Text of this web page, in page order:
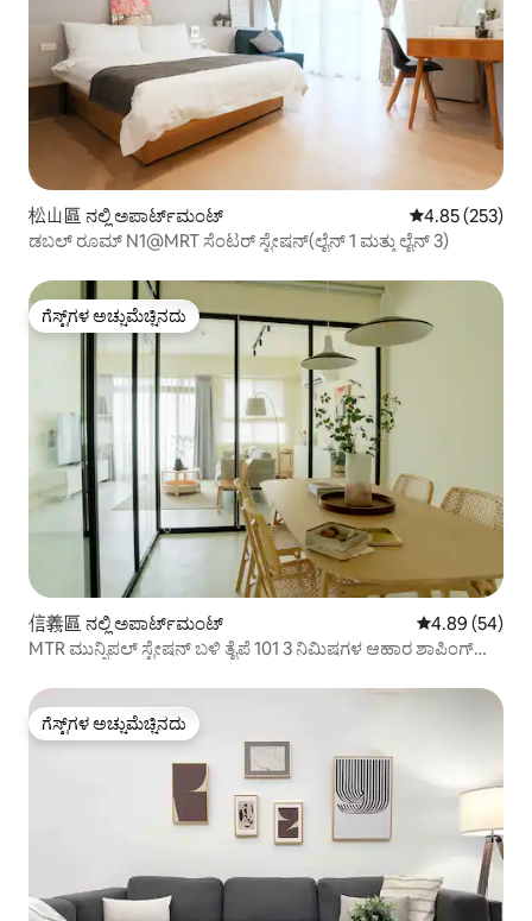
松山區 ನಲ್ಲಿ ಅಪಾರ್ಟ್‌ಮಂಟ್ 5 ರಲ್ಲಿ 4.85
4.85 (253)
ಡಬಲ್ ರೂಮ್ N1@MRT ಸೆಂಟರ್ ಸ್ಟೇಷನ್(ಲೈನ್ 1 ಮತ್ತು ಲೈನ್ 3)
ಗೆಸ್ಟ್‌ಗಳ ಅಚ್ಚುಮೆಚ್ಚಿನದು
ಗೆಸ್ಟ್‌ಗಳ ಅಚ್ಚುಮೆಚ್ಚಿನದು
信義區 ನಲ್ಲಿ ಅಪಾರ್ಟ್‌ಮಂಟ್ 5 ರಲ್ಲಿ 4.89
4.89 (54)
MTR ಮುನ್ಸಿಪಲ್ ಸ್ಟೇಷನ್ ಬಳಿ ತೈಪೆ 101 3 ನಿಮಿಷಗಳ ಆಹಾರ ಶಾಪಿಂಗ್
ಗೆಸ್ಟ್‌ಗಳ ಅಚ್ಚುಮೆಚ್ಚಿನದು
ಗೆಸ್ಟ್‌ಗಳ ಅಚ್ಚುಮೆಚ್ಚಿನದು